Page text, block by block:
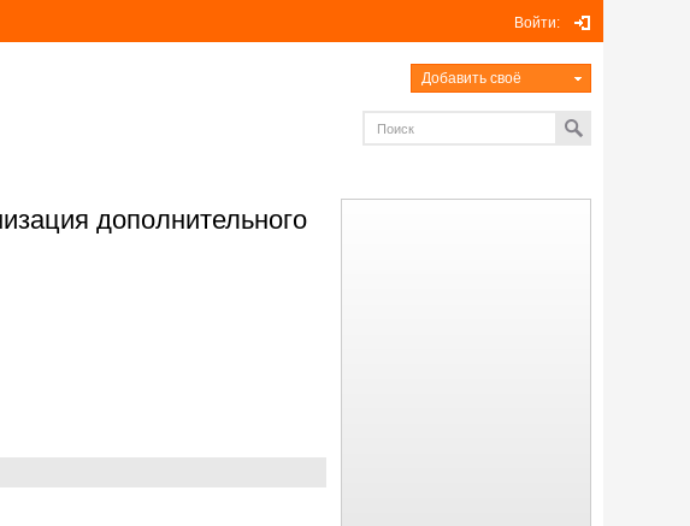
Войти:
Добавить своё
дополнительного